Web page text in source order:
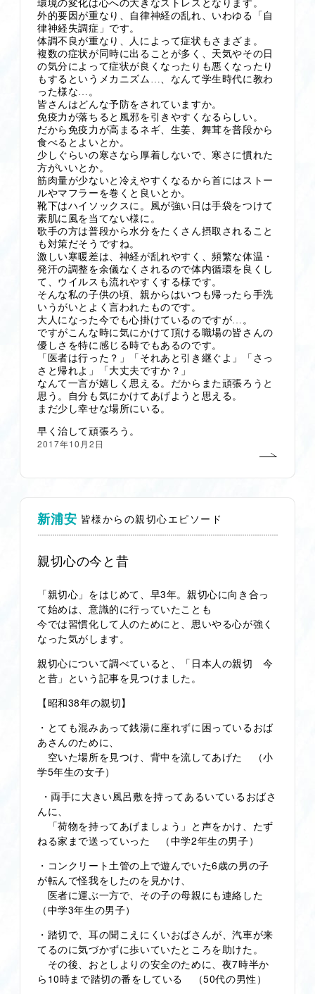
環境の変化は心への大きなストレスとなります。
外的要因が重なり、自律神経の乱れ、いわゆる「自
律神経失調症」です。
体調不良が重なり、人によって症状もさまざま。
複数の症状が同時に出ることが多く、天気やその日
の気分によって症状が良くなったりも悪くなったり
もするというメカニズム…、なんて学生時代に教わ
った様な…。
皆さんはどんな予防をされていますか。
免疫力が落ちると風邪を引きやすくなるらしい。
だから免疫力が高まるネギ、生姜、舞茸を普段から
食べると よいとか。
少しぐらいの寒さなら厚着しないで、寒さに慣れた
方がいいとか。
筋肉量が少ないと冷えやすくなるから首にはストー
ルやマフラーを巻くと良いとか。
靴下はハイソックスに。風が強い日は手袋をつけて
素肌に風を当てない様に。
歌手の方は普段から水分をたくさん摂取されること
も対策だそうですね。
激しい寒暖差は、 神経が乱れやすく、頻繁な体温・
発汗の調整を余儀なくされるので体内循環を良くし
て、ウイルスも流れやすくする様です。
そんな私の子供の頃、親からはいつも帰ったら手洗
いうがいとよく言われたものです。
大人になった今でも心掛けているのですが…。
ですがこんな時に気にかけて頂ける職場の皆さんの
優しさを特に感じる時でもあるのです。
「医者は行った？」「それあと引き継ぐよ」「さっ
さと帰れよ」「大丈夫ですか？」
なんて一言が嬉しく思える。だからまた頑張ろうと
思う。自分も気にかけてあげようと思える。
まだ少し幸せな場所にいる。
早く治して頑張ろう。
2017年10月2日
新浦安 皆様からの親切心エピソード
親切心の今と昔
「親切心」をはじめて、早3年。親切心に向き合っ
て始めは、意識的に行っていたことも
今では習慣化して人のためにと、思いやる心が強く
なった気がします。
親切心について調べていると、「日本人の親切 今
と昔」という記事を見つけました。
【昭和38年の親切】
・とても混みあって銭湯に座れずに困っているおば
あさんのために、
空いた場所を見つけ、背中を流してあげた （小
学5年生の女子）
・両手に大きい風呂敷を持ってあるいているおばさ
んに、
「荷物を持ってあげましょう」と声をかけ、たず
ねる家まで送っていった （中学2年生の男子）
・コンクリート土管の上で遊んでいた6歳の男の子
が転んで怪我をしたのを見かけ、
医者に運ぶ一方で、その子の母親にも連絡した
（中学3年生の男子）
・踏切で、耳の聞こえにくいおばさんが、汽車が来
てるのに気づかずに歩いていたところを助けた。
その後、おとしよりの安全のために、夜7時半か
ら10時まで踏切の番をしている （50代の男性）